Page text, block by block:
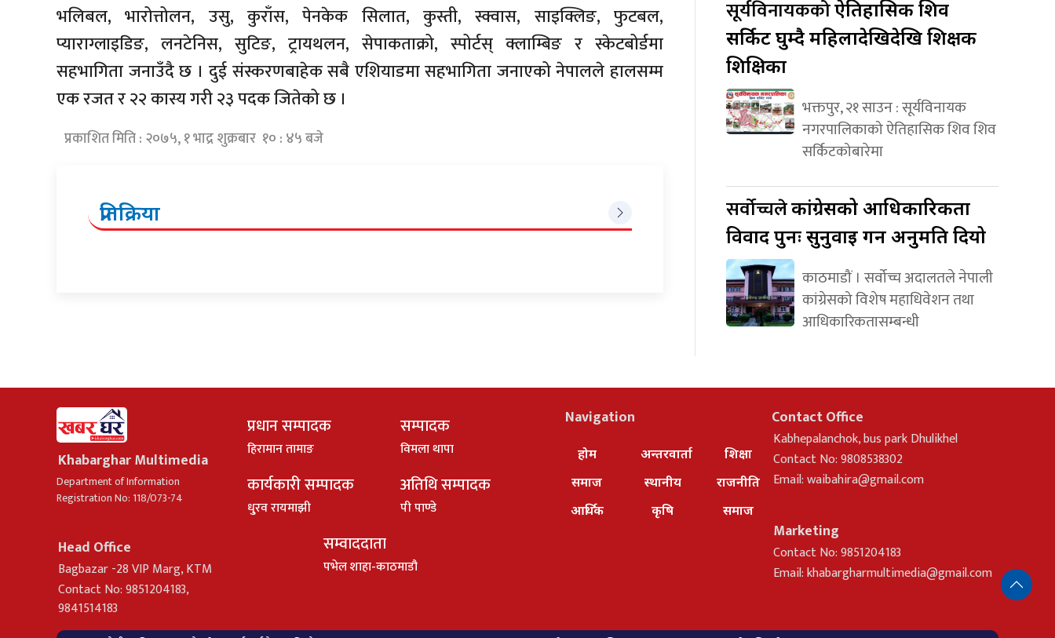
भलिबल, भारोत्तोलन, उसु, कुराँस, पेनकेक सिलात, कुस्ती, स्क्वास, साइक्लिङ, फुटबल,
प्याराग्लाइडिङ, लनटेनिस, सुटिङ, ट्रायथलन, सेपाकताक्रो, स्पोर्टस् क्लाम्बिङ र स्केटबोर्डमा
सहभागिता जनाउँदै छ । दुई संस्करणबाहेक सबै एशियाडमा सहभागिता जनाएको नेपालले हालसम्म
एक रजत र २२ कास्य गरी २३ पदक जितेको छ ।
प्रकाशित मिति : २०७५, १ भाद्र शुक्रबार १० : ४५ बजे
प्रतिक्रिया
सूर्यविनायककोऐतिहासिक शिव
सर्किट घुम्दै महिलादेखिदेखि शिक्षक
शिक्षिका
भक्तपुर, २१ साउन : सूर्यविनायक
नगरपालिकाको ऐतिहासिक शिव शिव
सर्किटकोबारेमा
सर्वोच्चलेकांग्रेसको आधिकारिकता
विवाद पुनः सुनुवाइ गर्न अनुमति दियो
काठमाडौं । सर्वोच्च अदालतले नेपाली
कांग्रेसको विशेष महाधिवेशन तथा
आधिकारिकतासम्बन्धी
Khabarghar Multimedia
Department of Information
Registration No: 118/073-74
Head Office
Bagbazar -28 VIP Marg, KTM
Contact No: 9851204183,
9841514183
प्रधान सम्पादक
हिरामान तामाङ
सम्पादक
विमला थापा
कार्यकारी सम्पादक
धु्रव रायमाझी
अतिथि सम्पादक
पी पाण्डे
सम्वाददाता
पभेल शाहा-काठमाडौ
Navigation
होम
समाज
आर्थिक
अन्तरवार्ता
स्थानीय
कृषि
शिक्षा
राजनीति
समाज
Contact Office
Kabhepalanchok, bus park Dhulikhel
Contact No: 9808538302
Email:waibahira@gmail.com
Marketing
Contact No: 9851204183
Email:khabargharmultimedia@gmail.com